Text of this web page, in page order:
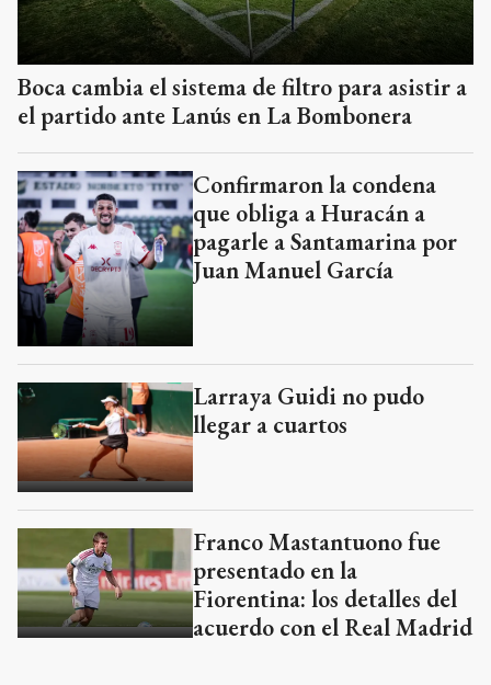
Boca cambia el sistema de filtro para asistir a
el partido ante Lanús en La Bombonera
Confirmaron la condena
que obliga a Huracán a
pagarle a Santamarina por
Juan Manuel García
Larraya Guidi no pudo
llegar a cuartos
Franco Mastantuono fue
presentado en la
Fiorentina: los detalles del
acuerdo con el Real Madrid